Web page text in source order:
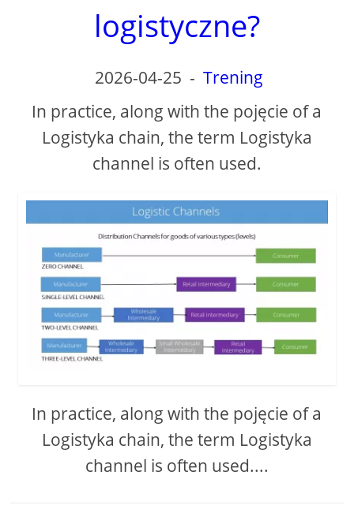
logistyczne?
2026-04-25 - Trening
In practice, along with the pojęcie of a
Logistyka chain, the term Logistyka
channel is often used.
In practice, along with the pojęcie of a
Logistyka chain, the term Logistyka
channel is often used....